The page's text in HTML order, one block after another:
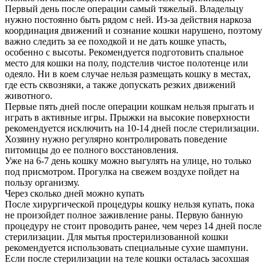
Первый день после операции самый тяжелый. Владельцу
нужно постоянно быть рядом с ней. Из-за действия наркоза
координация движений и сознание кошки нарушено, поэтому
важно следить за ее походкой и не дать кошке упасть,
особенно с высоты. Рекомендуется подготовить спальное
место для кошки на полу, подстелив чистое полотенце или
одеяло. Ни в коем случае нельзя размещать кошку в местах,
где есть сквозняки, а также допускать резких движений
животного.
Первые пять дней после операции кошкам нельзя прыгать и
играть в активные игры. Прыжки на высокие поверхности
рекомендуется исключить на 10-14 дней после стерилизации.
Хозяину нужно регулярно контролировать поведение
питомицы до ее полного восстановления.
Уже на 6-7 день кошку можно выгулять на улице, но только
под присмотром. Прогулка на свежем воздухе пойдет на
пользу организму.
Через сколько дней можно купать
После хирургической процедуры кошку нельзя купать, пока
не произойдет полное заживление раны. Первую банную
процедуру не стоит проводить ранее, чем через 14 дней после
стерилизации. Для мытья простерилизованной кошки
рекомендуется использовать специальные сухие шампуни.
Если после стерилизации на теле кошки осталась засохшая